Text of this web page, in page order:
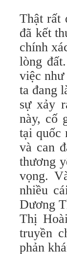
Thật rất
đã kết
chính
lòng
việc
ta đang
sự xảy
này, cố
tại quốc
và can
thương
vọng.
nhiều
Dương
Thị
truyền
phản